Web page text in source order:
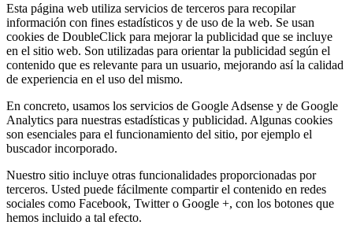
Esta página web utiliza servicios de terceros para recopilar
información con fines estadísticos y de uso de la web. Se usan
cookies de DoubleClick para mejorar la publicidad que se incluye
en el sitio web. Son utilizadas para orientar la publicidad según el
contenido que es relevante para un usuario, mejorando así la calidad
de experiencia en el uso del mismo.
En concreto, usamos los servicios de Google Adsense y de Google
Analytics para nuestras estadísticas y publicidad. Algunas cookies
son esenciales para el funcionamiento del sitio, por ejemplo el
buscador incorporado.
Nuestro sitio incluye otras funcionalidades proporcionadas por
terceros. Usted puede fácilmente compartir el contenido en redes
sociales como Facebook, Twitter o Google +, con los botones que
hemos incluido a tal efecto.